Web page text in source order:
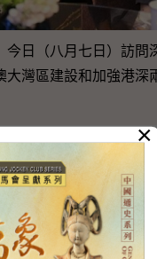
日（八月七日）訪問
灣區建設和加強港深
×